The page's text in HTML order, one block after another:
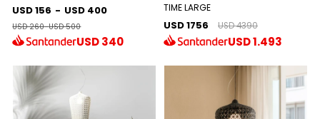
USD 156 - USD 400
USD 260-USD 500
USD340
TIME LARGE
USD 1756 USD 4390
USD1.493